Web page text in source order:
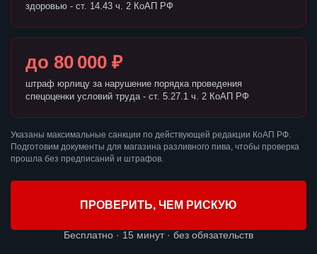
здоровью - ст. 14.43 ч. 2 КоАП РФ
до 80 000 ₽
штраф юрлицу за нарушение порядка проведения
спецоценки условий труда - ст. 5.27.1 ч. 2 КоАП РФ
Указаны максимальные санкции по действующей редакции КоАП РФ.
Подготовим документы для магазина разливного пива, чтобы проверка
прошла без предписаний и штрафов.
ПРОВЕРИТЬ, ЧЕМ РИСКУЮ
Бесплатно · 15 минут · без обязательств